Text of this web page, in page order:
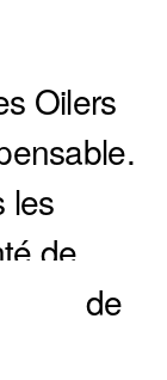
Oilers
les
de
de